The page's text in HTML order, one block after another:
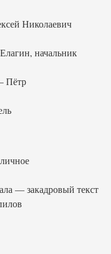
Николаевич
начальник
Пётр
— закадровый текст